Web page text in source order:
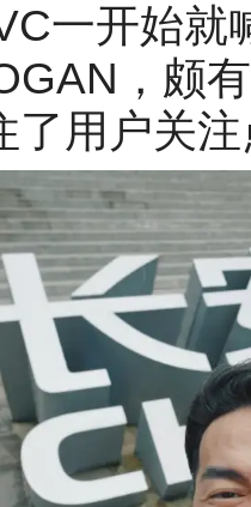
一开始就
，颇
了用户关